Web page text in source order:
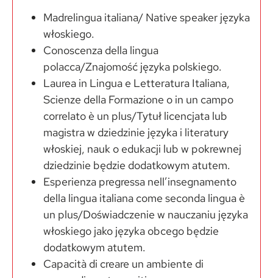
Madrelingua italiana/ Native speaker języka
włoskiego.
Conoscenza della lingua
polacca/Znajomość języka polskiego.
Laurea in Lingua e Letteratura Italiana,
Scienze della Formazione o in un campo
correlato è un plus/Tytuł licencjata lub
magistra w dziedzinie języka i literatury
włoskiej, nauk o edukacji lub w pokrewnej
dziedzinie będzie dodatkowym atutem.
Esperienza pregressa nell’insegnamento
della lingua italiana come seconda lingua è
un plus/Doświadczenie w nauczaniu języka
włoskiego jako języka obcego będzie
dodatkowym atutem.
Capacità di creare un ambiente di